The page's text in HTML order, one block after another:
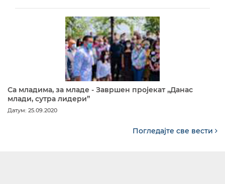
Са младима, за младе - Завршен пројекат „Данас
млади, сутра лидери”
Датум: 25.09.2020
Погледајте све вести